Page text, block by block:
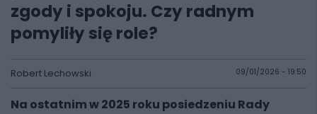
zgody i spokoju. Czy radnym
pomyliły się role?
Robert Lechowski 09/01/2026 - 19:50
Na ostatnim w 2025 roku posiedzeniu Rady